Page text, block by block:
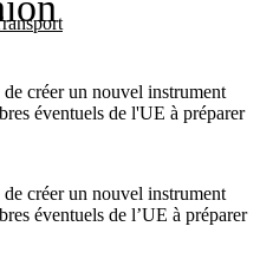
créer un nouvel instrument
éventuels de l'UE à préparer
créer un nouvel instrument
éventuels de l’UE à préparer